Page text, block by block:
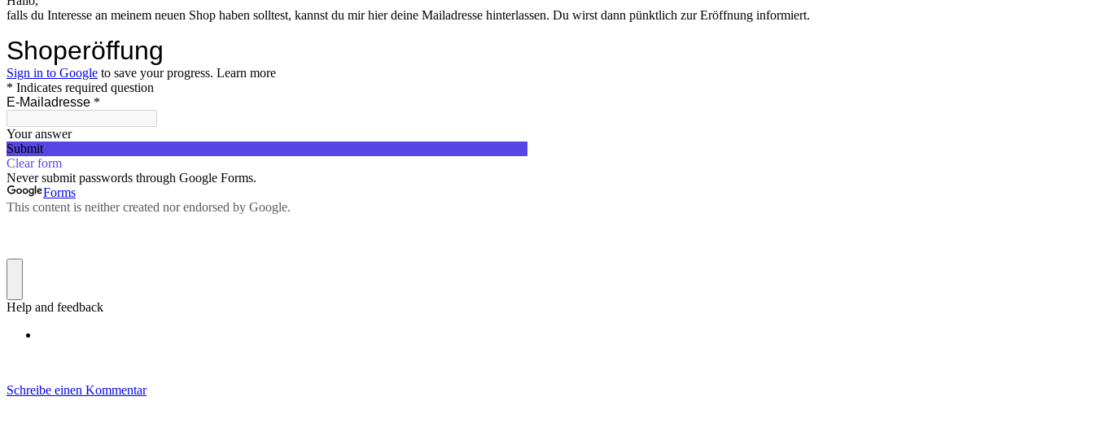
falls du Interesse an meinem neuen Shop haben solltest, kannst du mir hier deine Mailadresse hinterlassen. Du wirst dann pünktlich zur Eröffnung informiert.
Schreibe einen Kommentar